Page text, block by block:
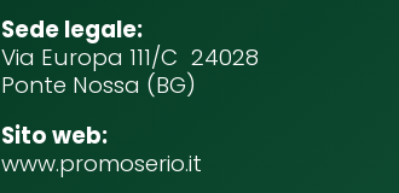
Sede legale:
Via Europa 111/C 24028
Ponte Nossa (BG)
Sito web:
www.promoserio.it